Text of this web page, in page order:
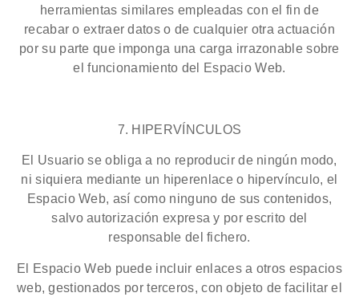
herramientas similares empleadas con el fin de
recabar o extraer datos o de cualquier otra actuación
por su parte que imponga una carga irrazonable sobre
el funcionamiento del Espacio Web.
7. HIPERVÍNCULOS
El Usuario se obliga a no reproducir de ningún modo,
ni siquiera mediante un hiperenlace o hipervínculo, el
Espacio Web, así como ninguno de sus contenidos,
salvo autorización expresa y por escrito del
responsable del fichero.
El Espacio Web puede incluir enlaces a otros espacios
web, gestionados por terceros, con objeto de facilitar el